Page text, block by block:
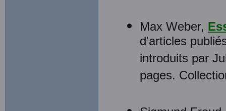
Max Weber,
d'articles
introduits par
pages.